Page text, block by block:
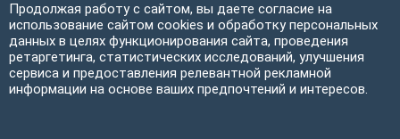
Продолжая работу с сайтом, вы даете согласие на
использование сайтом cookies и обработку персональных
данных в целях функционирования сайта, проведения
ретаргетинга, статистических исследований, улучшения
сервиса и предоставления релевантной рекламной
информации на основе ваших предпочтений и интересов.